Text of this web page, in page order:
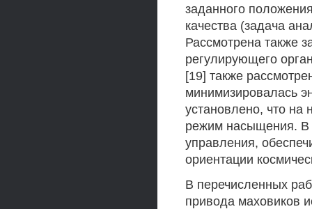
заданного
качества (задача
Рассмотрена также
регулирующего
[19] также
минимизировалась
установлено, что на
режим насыщения. В
управления,
ориентации
В перечисленных
привода маховиков